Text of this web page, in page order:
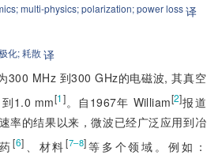
multi-physics;polarization;power loss译
化;耗散译
300 MHz 到300 GHz的电磁波, 其真空
1.0 mm[1]。自1967年 William[2]报道
率的结果以来，微波已经广泛应用到冶
[6] 、材料[7–8]等多个领域。例如：